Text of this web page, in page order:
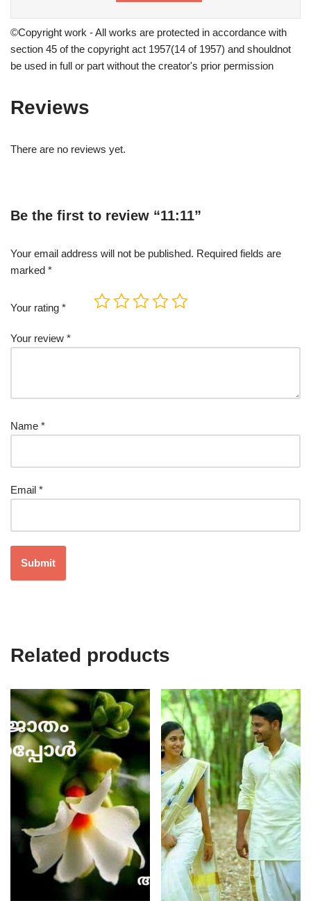
©Copyright work - All works are protected in accordance with
section 45 of the copyright act 1957(14 of 1957) and shouldnot
be used in full or part without the creator's prior permission
Reviews
There are no reviews yet.
Be the first to review “11:11”
Your email address will not be published. Required fields are
marked *
Your rating *
Your review *
Name *
Email *
Related products